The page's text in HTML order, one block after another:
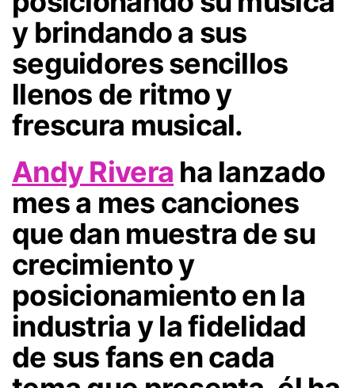
y brindando a sus
seguidores sencillos
llenos de ritmo y
frescura musical.
Andy Rivera ha lanzado
mes a mes canciones
que dan muestra de su
crecimiento y
posicionamiento en la
industria y la fidelidad
de sus fans en cada